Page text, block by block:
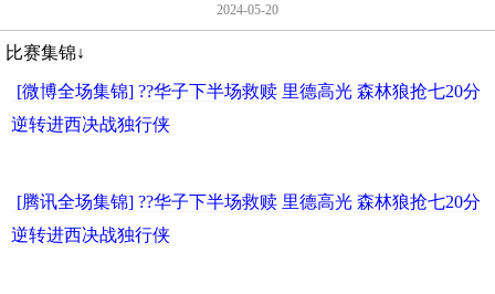
2024-05-20
比赛集锦↓
[微博全场集锦] ??华子下半场救赎 里德高光 森林狼抢七20分
逆转进西决战独行侠
[腾讯全场集锦] ??华子下半场救赎 里德高光 森林狼抢七20分
逆转进西决战独行侠